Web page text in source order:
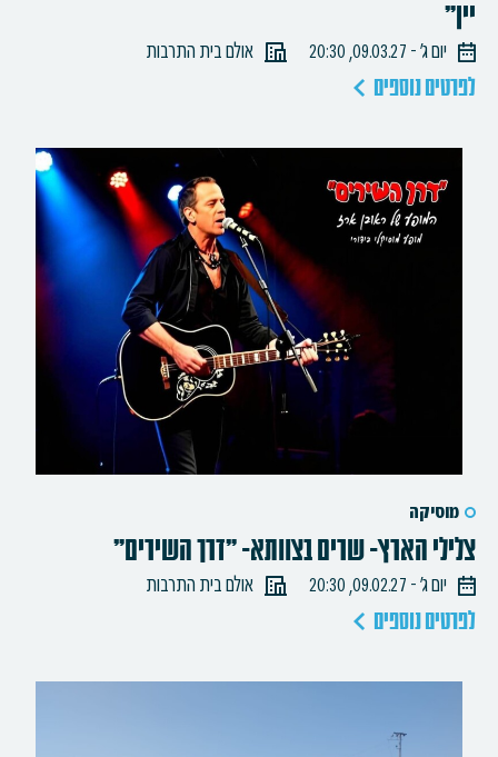
יין"
יום ג׳ - 09.03.27, 20:30 אולם בית התרבות
לפרטים נוספים
מוסיקה
צלילי הארץ- שרים בצוותא- "דרך השירים"
יום ג׳ - 09.02.27, 20:30 אולם בית התרבות
לפרטים נוספים